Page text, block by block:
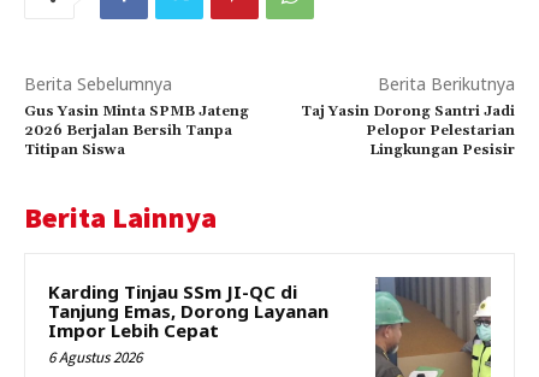
Berita Sebelumnya
Gus Yasin Minta SPMB Jateng
2026 Berjalan Bersih Tanpa
Titipan Siswa
Berita Berikutnya
Taj Yasin Dorong Santri Jadi
Pelopor Pelestarian
Lingkungan Pesisir
Berita Lainnya
Karding Tinjau SSm JI-QC di
Tanjung Emas, Dorong Layanan
Impor Lebih Cepat
6 Agustus 2026